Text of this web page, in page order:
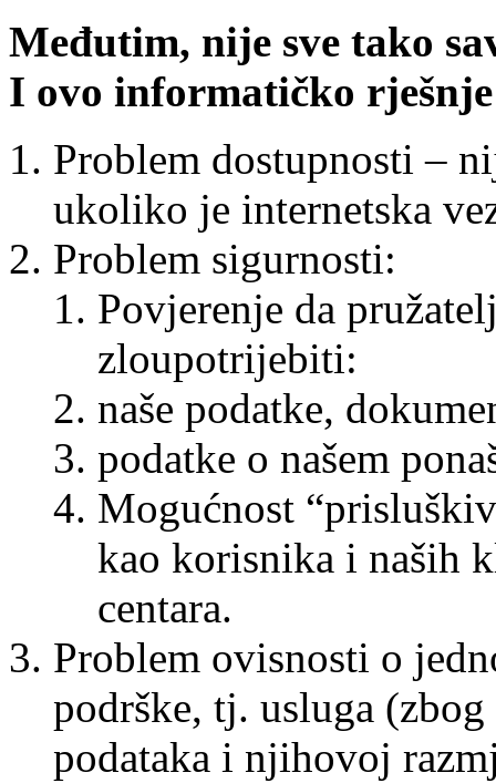
Međutim, nije sve tako
I ovo informatičko
Problem dostupnosti –
ukoliko je internetska
Problem sigurnosti:
Povjerenje da
zloupotrijebiti:
naše podatke,
podatke o našem
Mogućnost
kao korisnika i naših
centara.
Problem ovisnosti o
podrške, tj. usluga (zbog
podataka i njihovoj